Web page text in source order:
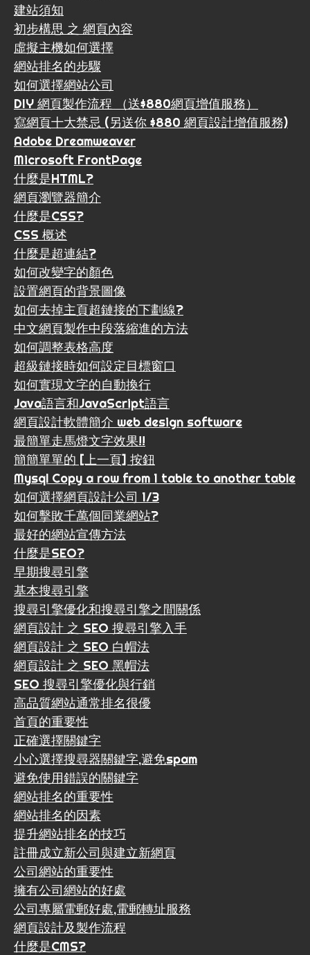
建站須知
初步構思 之 網頁內容
虛擬主機如何選擇
網站排名的步驟
如何選擇網站公司
DIY 網頁製作流程 （送$880網頁增值服務）
寫網頁十大禁忌 (另送你 $880 網頁設計增值服務)
Adobe Dreamweaver
Microsoft FrontPage
什麼是HTML?
網頁瀏覽器簡介
什麼是CSS?
CSS 概述
什麼是超連結?
如何改變字的顏色
設置網頁的背景圖像
如何去掉主頁超鏈接的下劃線?
中文網頁製作中段落縮進的方法
如何調整表格高度
超級鏈接時如何設定目標窗口
如何實現文字的自動換行
Java語言和JavaScript語言
網頁設計軟體簡介 web design software
最簡單走馬燈文字效果!!
簡簡單單的 [上一頁] 按鈕
Mysql Copy a row from 1 table to another table
如何選擇網頁設計公司 1/3
如何擊敗千萬個同業網站?
最好的網站宣傳方法
什麼是SEO?
早期搜尋引擎
基本搜尋引擎
搜尋引擎優化和搜尋引擎之間關係
網頁設計 之 SEO 搜尋引擎入手
網頁設計 之 SEO 白帽法
網頁設計 之 SEO 黑帽法
SEO 搜尋引擎優化與行銷
高品質網站通常排名很優
首頁的重要性
正確選擇關鍵字
小心選擇搜尋器關鍵字,避免spam
避免使用錯誤的關鍵字
網站排名的重要性
網站排名的因素
提升網站排名的技巧
註冊成立新公司與建立新網頁
公司網站的重要性
擁有公司網站的好處
公司專屬電郵好處,電郵轉址服務
網頁設計及製作流程
什麼是CMS?